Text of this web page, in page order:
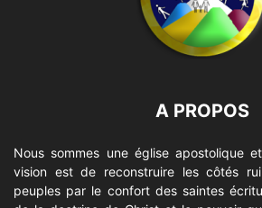
A PROPOS
Nous sommes une église apostolique
vision est de reconstruire les côtés
peuples par le confort des saintes